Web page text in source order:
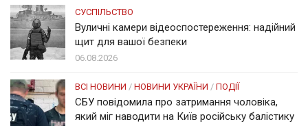
СУСПІЛЬСТВО
Вуличні камери відеоспостереження: надійний
щит для вашої безпеки
06.08.2026
ВСІ НОВИНИ / НОВИНИ УКРАЇНИ / ПОДІЇ
СБУ повідомила про затримання чоловіка,
який міг наводити на Київ російську балістику